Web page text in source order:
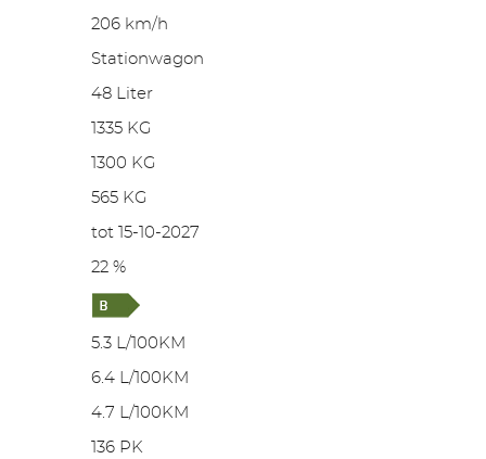
206 km/h
Stationwagon
48 Liter
1335 KG
1300 KG
565 KG
tot 15-10-2027
22 %
5.3 L/100KM
6.4 L/100KM
4.7 L/100KM
136 PK